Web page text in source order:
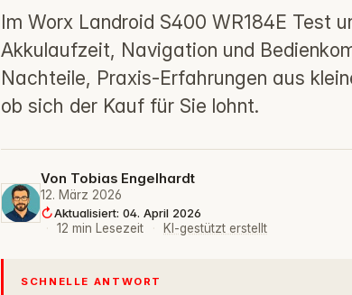
Im Worx Landroid S400 WR184E Test
Akkulaufzeit, Navigation und
Nachteile, Praxis-Erfahrungen aus
ob sich der Kauf für Sie lohnt.
Von Tobias Engelhardt
12. März 2026
Aktualisiert: 04. April 2026
·
12 min Lesezeit · KI-gestützt erstellt
SCHNELLE ANTWORT